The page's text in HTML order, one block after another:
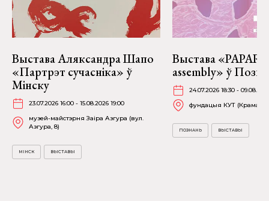
Выстава Аляксандра Шапо
«Партрэт сучасніка» ў
Мінску
23.07.2026 16:00 - 15.08.2026 19:00
музей-майстэрня Заіра Азгура (вул.
Азгура, 8)
МІНСК ВЫСТАВЫ
Выстава
assembly» ў
24.07.2026 18:30 -
фундацыя КУТ
ПОЗНАНЬ ВЫСТАВЫ